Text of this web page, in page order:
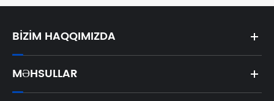
BIZIM HAQQIMIZDA
MƏHSULLAR